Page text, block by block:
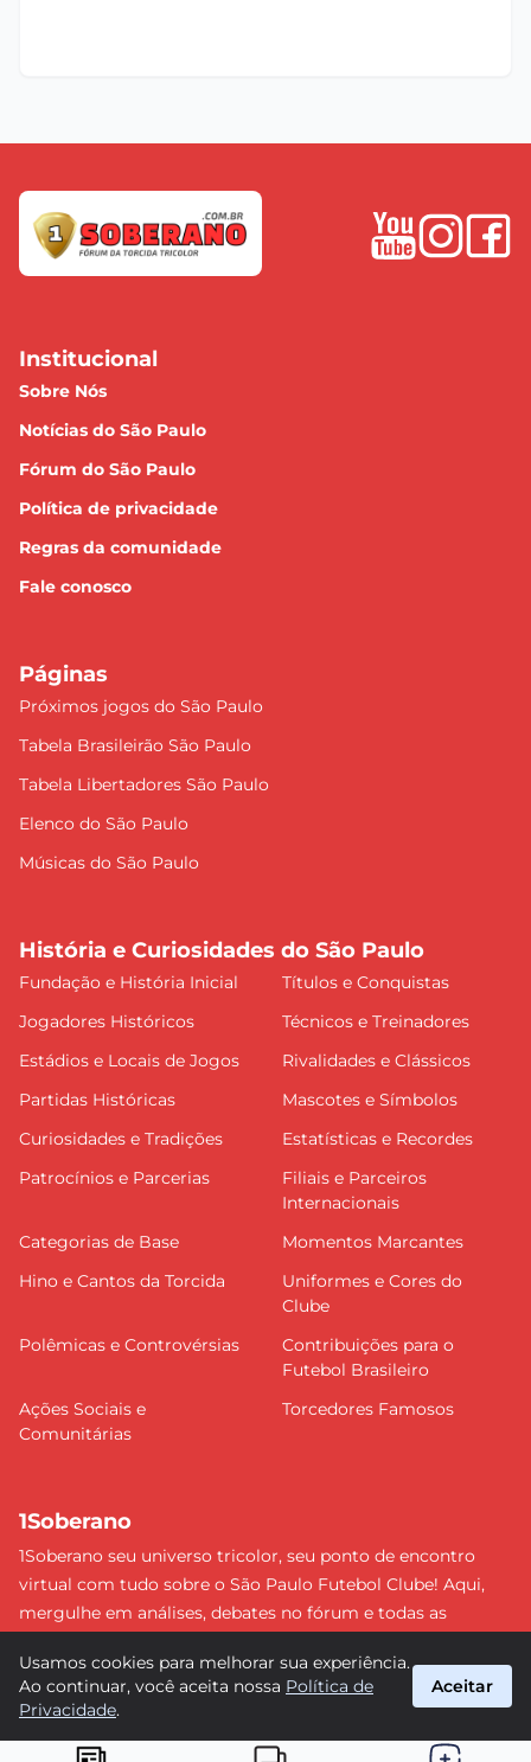
Institucional
Sobre Nós
Notícias do São Paulo
Fórum do São Paulo
Política de privacidade
Regras da comunidade
Fale conosco
Páginas
Próximos jogos do São Paulo
Tabela Brasileirão São Paulo
Tabela Libertadores São Paulo
Elenco do São Paulo
Músicas do São Paulo
História e Curiosidades do São Paulo
Fundação e História Inicial
Títulos e Conquistas
Jogadores Históricos
Técnicos e Treinadores
Estádios e Locais de Jogos
Rivalidades e Clássicos
Partidas Históricas
Mascotes e Símbolos
Curiosidades e Tradições
Estatísticas e Recordes
Patrocínios e Parcerias
Filiais e Parceiros
Internacionais
Categorias de Base
Momentos Marcantes
Hino e Cantos da Torcida
Uniformes e Cores do
Clube
Polêmicas e Controvérsias
Contribuições para o
Futebol Brasileiro
Ações Sociais e
Comunitárias
Torcedores Famosos
1Soberano
1Soberano seu universo tricolor, seu ponto de encontro
virtual com tudo sobre o São Paulo Futebol Clube! Aqui,
mergulhe em análises, debates no fórum e todas as
detalhe e faça parte dessa comunidade apaixonada pelo
tricolor paulista. #SPFC #SãoPaulo #1Soberano
Usamos cookies para melhorar sua experiência.
Ao continuar, você aceita nossa Política de
Privacidade.
Aceitar